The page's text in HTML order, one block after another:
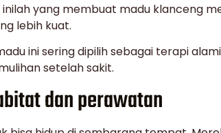
yang membuat madu klanceng
lebih kuat.
ini sering dipilih sebagai terapi
setelah sakit.
dan perawatan